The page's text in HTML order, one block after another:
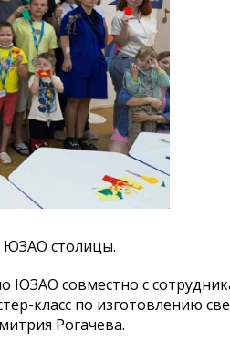
ЮЗАО столицы.
совместно с
класс по изготовлению
Рогачева.